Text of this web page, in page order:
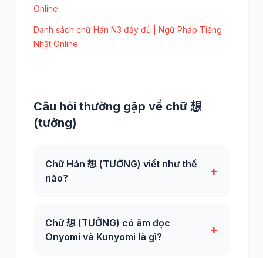
Online
Danh sách chữ Hán N3 đầy đủ | Ngữ Pháp Tiếng
Nhật Online
Câu hỏi thường gặp về chữ 想
(tưởng)
Chữ Hán 想 (TƯỞNG) viết như thế
nào?
+
Chữ 想 (TƯỞNG) có âm đọc
Onyomi và Kunyomi là gì?
+